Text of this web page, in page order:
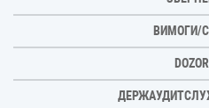
ВИМОГИ/